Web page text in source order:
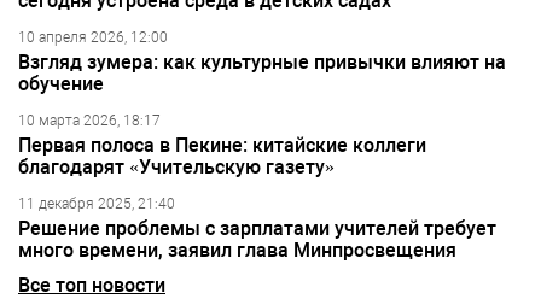
10 апреля 2026, 12:00
Взгляд зумера: как культурные привычки влияют на
обучение
10 марта 2026, 18:17
Первая полоса в Пекине: китайские коллеги
благодарят «Учительскую газету»
11 декабря 2025, 21:40
Решение проблемы с зарплатами учителей требует
много времени, заявил глава Минпросвещения
Все топ новости